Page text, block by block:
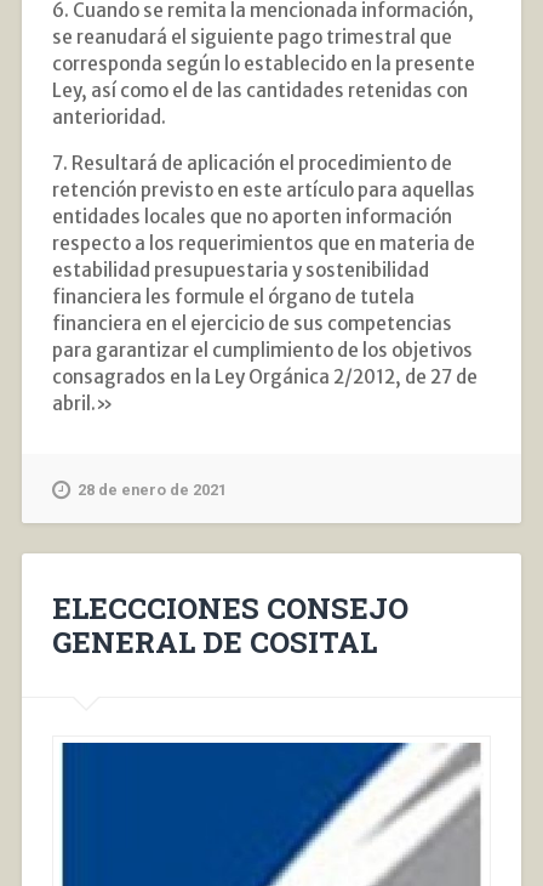
6. Cuando se remita la mencionada información,
se reanudará el siguiente pago trimestral que
corresponda según lo establecido en la presente
Ley, así como el de las cantidades retenidas con
anterioridad.
7. Resultará de aplicación el procedimiento de
retención previsto en este artículo para aquellas
entidades locales que no aporten información
respecto a los requerimientos que en materia de
estabilidad presupuestaria y sostenibilidad
financiera les formule el órgano de tutela
financiera en el ejercicio de sus competencias
para garantizar el cumplimiento de los objetivos
consagrados en la Ley Orgánica 2/2012, de 27 de
abril.»
28 de enero de 2021
ELECCCIONES CONSEJO
GENERAL DE COSITAL